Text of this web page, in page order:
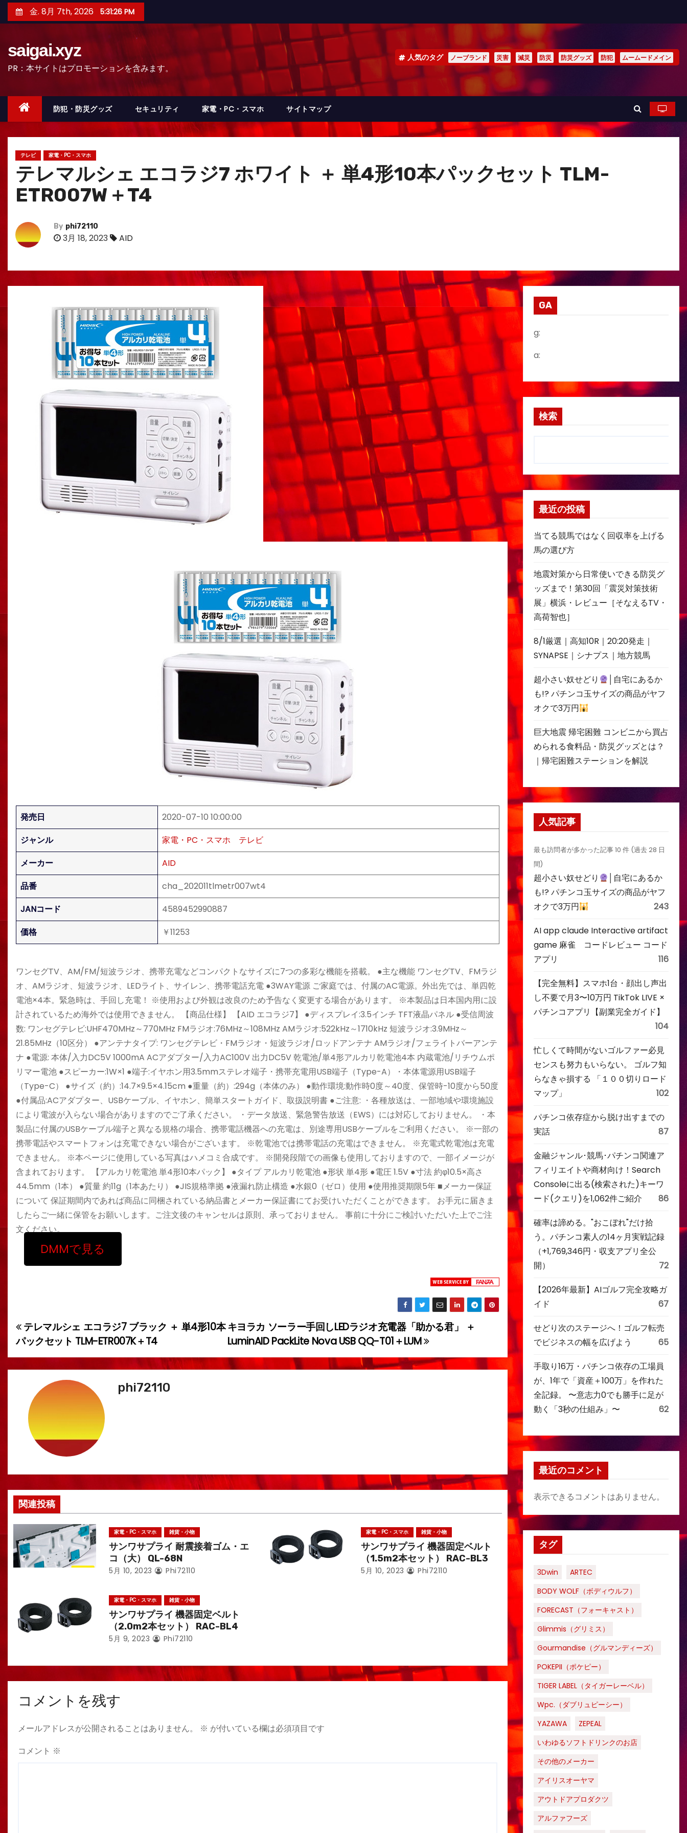
ン
ッ
金. 8月 7th, 2026 5:31:27 PM
saigai.xyz
PR：本サイトはプロモーションを含みます。
人気のタグ ノーブランド 災害 減災 防災 防災グッズ 防犯 ムームードメイン
防犯・防災グッズ セキュリティ 家電・PC・スマホ サイトマップ
テレビ 家電・PC・スマホ
テレマルシェ エコラジ7 ホワイト ＋ 単4形10本パックセット TLM-
ETR007W＋T4
By phi72110
3月 18, 2023 AID
発売日
2020-07-10 10:00:00
ジャンル
家電・PC・スマホ
テレビ
メーカー
AID
品番
cha_202011tlmetr007wt4
JANコード
4589452990887
価格
￥11253
ワンセグTV、AM/FM/短波ラジオ、携帯充電などコンパクトなサイズに7つの多彩な機能を搭載。 ●主な機能 ワンセグTV、FMラジ
オ、AMラジオ、短波ラジオ、LEDライト、サイレン、携帯電話充電 ●3WAY電源 ご家庭では、付属のAC電源。外出先では、単四乾
電池×4本。緊急時は、手回し充電！ ※使用および外観は改良のため予告なく変更する場合があります。 ※本製品は日本国内用に設
計されているため海外では使用できません。 【商品仕様】 【AID エコラジ7】 ●ディスプレイ:3.5インチ TFT液晶パネル ●受信周波
数: ワンセグテレビ:UHF470MHz～770MHz FMラジオ:76MHz～108MHz AMラジオ:522kHz～1710kHz 短波ラジオ:3.9MHz～
21.85MHz（10区分） ●アンテナタイプ: ワンセグテレビ・FMラジオ・短波ラジオ/ロッドアンテナ AMラジオ/フェライトバーアンテ
ナ ●電源: 本体/入力DC5V 1000mA ACアダプター/入力AC100V 出力DC5V 乾電池/単4形アルカリ乾電池4本 内蔵電池/リチウムポ
リマー電池 ●スピーカー:1W×1 ●端子:イヤホン用3.5mmステレオ端子・携帯充電用USB端子（Type-A）・本体電源用USB端子
（Type-C） ●サイズ（約）:14.7×9.5×4.15cm ●重量（約）:294g（本体のみ） ●動作環境:動作時0度～40度、保管時-10度から50度
●付属品:ACアダプター、USBケーブル、イヤホン、簡単スタートガイド、取扱説明書 ●ご注意: ・各種放送は、一部地域や環境施設
により電波が入らない場合がありますのでご了承ください。 ・データ放送、緊急警告放送（EWS）には対応しておりません。 ・本
製品に付属のUSBケーブル端子と異なる規格の場合、携帯電話機器への充電は、別途専用USBケーブルをご利用ください。 ※一部の
携帯電話やスマートフォンは充電できない場合がございます。 ※乾電池では携帯電話の充電はできません。 ※充電式乾電池は充電
できません。 ※本ページに使用している写真はハメコミ合成です。 ※開発段階での画像も使用しておりますので、一部イメージが
含まれております。 【アルカリ乾電池 単4形10本パック】 ●タイプ アルカリ乾電池 ●形状 単4形 ●電圧 1.5V ●寸法 約φ10.5×高さ
44.5mm（1本） ●質量 約11g（1本あたり） ●JIS規格準拠 ●液漏れ防止構造 ●水銀0（ゼロ）使用 ●使用推奨期限5年 ■メーカー保証
について 保証期間内であれば商品に同梱されている納品書とメーカー保証書にてお受けいただくことができます。 お手元に届きま
したらご一緒に保管をお願いします。ご注文後のキャンセルは原則、承っておりません。 事前に十分にご検討いただいた上でご注
文ください。
DMMで見る
投
稿
ナ
ゲ
ー
ョ
ン
キヨラカ ソーラー手回しLEDラジオ充電器「助かる君」 ＋
LuminAID PackLite Nova USB QQ-T01＋LUM
テレマルシェ エコラジ7 ブラック ＋ 単4形10本
パックセット TLM-ETR007K＋T4
phi72110
関連投稿
家電・PC・スマホ 雑貨・小物
サンワサプライ 耐震接着ゴム・エ
コ（大） QL-68N
5月 10, 2023 Phi72110
家電・PC・スマホ 雑貨・小物
サンワサプライ 機器固定ベルト
（1.5m2本セット） RAC-BL3
5月 10, 2023 Phi72110
家電・PC・スマホ 雑貨・小物
サンワサプライ 機器固定ベルト
（2.0m2本セット） RAC-BL4
5月 9, 2023 Phi72110
コメントを残す
メールアドレスが公開されることはありません。 ※ が付いている欄は必須項目です
コメント ※
GA
g:
a:
検索
最近の投稿
当てる競馬ではなく回収率を上げる
馬の選び方
地震対策から日常使いできる防災グ
ッズまで！第30回「震災対策技術
展」横浜・レビュー［そなえるTV・
高荷智也］
8/1厳選｜高知10R｜20:20発走｜
SYNAPSE｜シナプス｜地方競馬
超小さい奴せどり
│自宅にあるか
も!? パチンコ玉サイズの商品がヤフ
オクで3万円
巨大地震 帰宅困難 コンビニから買占
められる食料品・防災グッズとは？
｜帰宅困難ステーションを解説
人気記事
最も訪問者が多かった記事 10 件 (過去 28 日
間)
超小さい奴せどり
│自宅にあるか
も!? パチンコ玉サイズの商品がヤフ
オクで3万円
243
AI app claude Interactive artifact
game 麻雀 コードレビュー コード
アプリ
116
【完全無料】スマホ1台・顔出し声出
し不要で月3〜10万円 TikTok LIVE ×
パチンコアプリ【副業完全ガイド】
104
忙しくて時間がないゴルファー必見
センスも努力もいらない。 ゴルフ知
らなきゃ損する 「１００切りロード
マップ」
102
パチンコ依存症から脱け出すまでの
実話
87
金融ジャンル･競馬･パチンコ関連ア
フィリエイトや商材向け！Search
Consoleに出る(検索された)キーワ
ード(クエリ)を1,062件ご紹介
86
確率は諦める。"おこぼれ"だけ拾
う。パチンコ素人の14ヶ月実戦記録
（+1,769,346円・収支アプリ全公
開）
72
【2026年最新】AIゴルフ完全攻略ガ
イド
67
せどり次のステージへ！ゴルフ転売
でビジネスの幅を広げよう
65
手取り16万・パチンコ依存の工場員
が、1年で「資産＋100万」を作れた
全記録。 〜意志力0でも勝手に足が
動く「3秒の仕組み」〜
62
最近のコメント
表示できるコメントはありません。
タグ
3Dwin
ARTEC
BODY WOLF（ボディウルフ）
FORECAST（フォーキャスト）
Glimmis（グリミス）
Gourmandise（グルマンディーズ）
POKEPII（ポケピー）
TIGER LABEL（タイガーレーベル）
Wpc.（ダブリュピーシー）
YAZAWA
ZEPEAL
いわゆるソフトドリンクのお店
その他のメーカー
アイリスオーヤマ
アウトドアプロダクツ
アルファフーズ